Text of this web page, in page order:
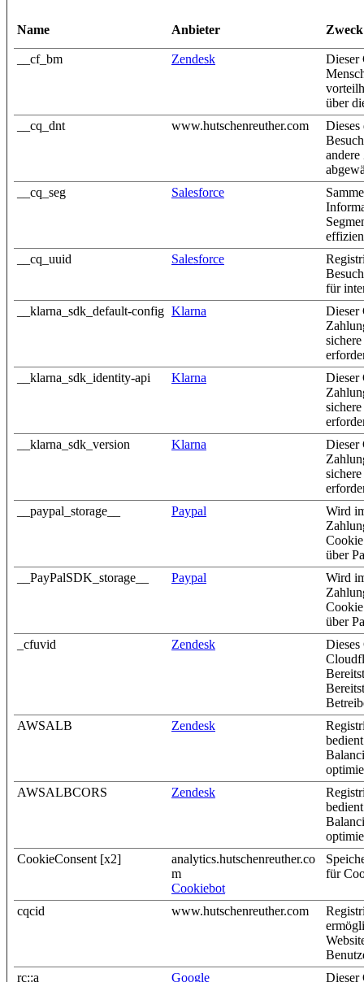
Name Anbieter Zweck
__cf_bm Zendesk
Dieser
über
__cq_dnt
www.hutschenreuther.com
Dieses
__cq_seg
Salesforce
__cq_uuid
Salesforce
für
__klarna_sdk_default-config Klarna
Dieser
__klarna_sdk_identity-api
Klarna
Dieser
__klarna_sdk_version
Klarna
Dieser
__paypal_storage__
Paypal
Wird
über
__PayPalSDK_storage__
Paypal
Wird
über
_cfuvid
Zendesk
AWSALB
Zendesk
AWSALBCORS
Zendesk
CookieConsent [x2]
analytics.hutschenreuther.co
m
Cookiebot
für
cqcid www.hutschenreuther.com
rc::a
Google Dieser